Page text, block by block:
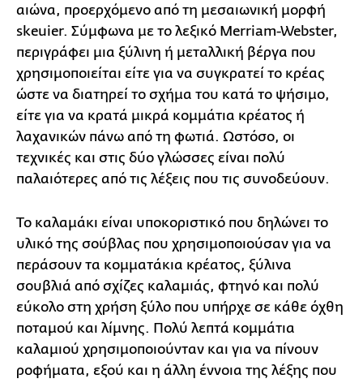
αιώνα, προερχόμενο από τη μεσαιωνική μορφή
skeuier. Σύμφωνα με το λεξικό Merriam-Webster,
περιγράφει μια ξύλινη ή μεταλλική βέργα που
χρησιμοποιείται είτε για να συγκρατεί το κρέας
ώστε να διατηρεί το σχήμα του κατά το ψήσιμο,
είτε για να κρατά μικρά κομμάτια κρέατος ή
λαχανικών πάνω από τη φωτιά. Ωστόσο, οι
τεχνικές και στις δύο γλώσσες είναι πολύ
παλαιότερες από τις λέξεις που τις συνοδεύουν.
Το καλαμάκι είναι υποκοριστικό που δηλώνει το
υλικό της σούβλας που χρησιμοποιούσαν για να
περάσουν τα κομματάκια κρέατος, ξύλινα
σουβλιά από σχίζες καλαμιάς, φτηνό και πολύ
εύκολο στη χρήση ξύλο που υπήρχε σε κάθε όχθη
ποταμού και λίμνης. Πολύ λεπτά κομμάτια
καλαμιού χρησιμοποιούνταν και για να πίνουν
ροφήματα, εξού και η άλλη έννοια της λέξης που